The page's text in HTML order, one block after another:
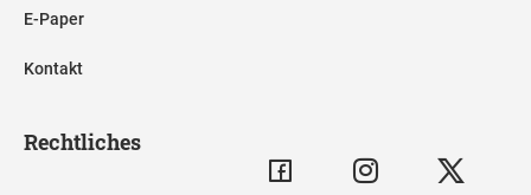
E-Paper
Kontakt
Rechtliches